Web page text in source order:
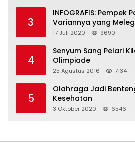
3
INFOGRAFIS: Pempek
Variannya yang
17 Juli 2020 9690
4
Senyum Sang Pelari
Olimpiade
25 Agustus 2016 7134
5
Olahraga Jadi
Kesehatan
3 Oktober 2020 6546